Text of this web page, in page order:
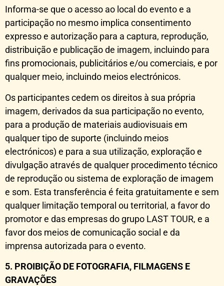
Informa-se que o acesso ao local do evento e a
participação no mesmo implica consentimento
expresso e autorização para a captura, reprodução,
distribuição e publicação de imagem, incluindo para
fins promocionais, publicitários e/ou comerciais, e por
qualquer meio, incluindo meios electrónicos.
Os participantes cedem os direitos à sua própria
imagem, derivados da sua participação no evento,
para a produção de materiais audiovisuais em
qualquer tipo de suporte (incluindo meios
electrónicos) e para a sua utilização, exploração e
divulgação através de qualquer procedimento técnico
de reprodução ou sistema de exploração de imagem
e som. Esta transferência é feita gratuitamente e sem
qualquer limitação temporal ou territorial, a favor do
promotor e das empresas do grupo LAST TOUR, e a
favor dos meios de comunicação social e da
imprensa autorizada para o evento.
5. PROIBIÇÃO DE FOTOGRAFIA, FILMAGENS E
GRAVAÇÕES